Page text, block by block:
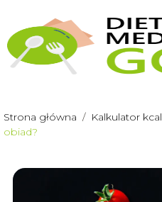
Strona główna / Kalkulator kcal
obiad?